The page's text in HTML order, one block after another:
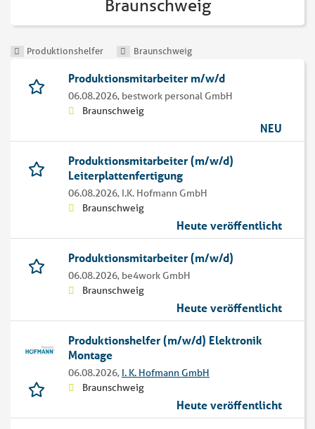
Braunschweig
Produktionshelfer Braunschweig
Produktionsmitarbeiter m/w/d
06.08.2026, bestwork personal GmbH
Braunschweig
NEU
Produktionsmitarbeiter (m/w/d)
Leiterplattenfertigung
06.08.2026, I.K. Hofmann GmbH
Braunschweig
Heute veröffentlicht
Produktionsmitarbeiter (m/w/d)
06.08.2026, be4work GmbH
Braunschweig
Heute veröffentlicht
Produktionshelfer (m/w/d) Elektronik
Montage
06.08.2026, I. K. Hofmann GmbH
Braunschweig
Heute veröffentlicht